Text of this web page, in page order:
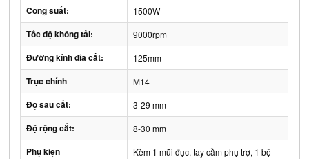
Công suất: 1500W
Tốc độ không tải: 9000rpm
Đường kính đĩa cắt: 125mm
Trục chính M14
Độ sâu cắt: 3-29 mm
Độ rộng cắt: 8-30 mm
Phụ kiện
Kèm 1 mũi đục, tay cầm phụ trợ, 1 bộ